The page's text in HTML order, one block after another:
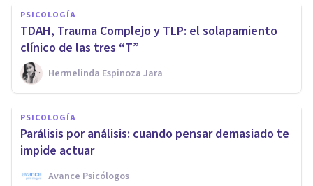
PSICOLOGÍA
TDAH, Trauma Complejo y TLP: el solapamiento
clínico de las tres “T”
Hermelinda Espinoza Jara
PSICOLOGÍA
Parálisis por análisis: cuando pensar demasiado te
impide actuar
Avance Psicólogos